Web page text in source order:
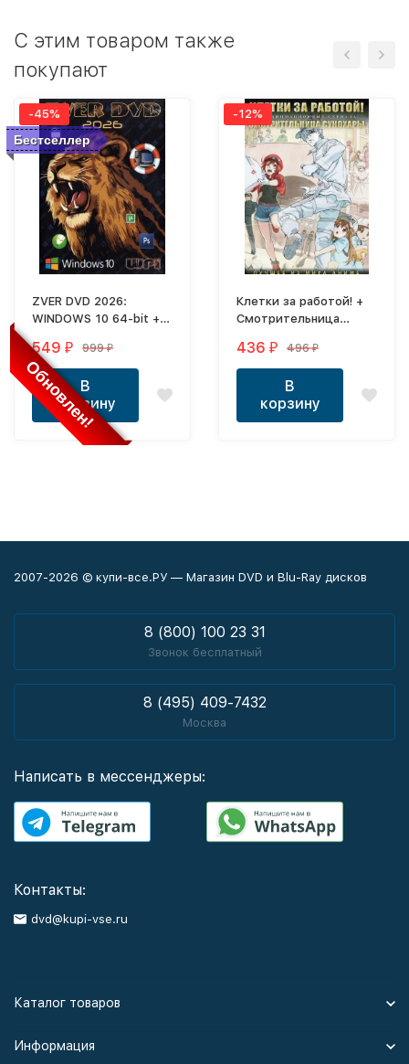
C этим товаром также
покупают
Обновлен!
Бестселлер
-45%
ZVER DVD 2026:
WINDOWS 10 64-bit +
ПРОГРАММЫ НА
КАЖДЫЙ ДЕНЬ
549 ₽ 999₽
В
корзину
-12%
Клетки за работой! +
Смотрительница
436 ₽ 496₽
В
корзину
2007-2026 © купи-все.РУ — Магазин DVD и Blu-Ray дисков
8 (800) 100 23 31
Звонок бесплатный
8 (495) 409-7432
Москва
Написать в мессенджеры:
Контакты:
dvd@kupi-vse.ru
Каталог товаров
Информация